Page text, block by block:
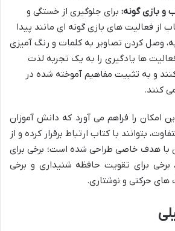
و بازی گونه: برای جلوگیری از خستگی و
از فعالیت های بازی گونه ای مانند پیدا
وصل کردن تصاویر به کلمات و رنگ آمیزی
ها یادگیری را به یک تجربه لذت
و به تثبیت مفاهیم آموخته شده در
کنند.
امکان را فراهم می آورد که دانش آموزان
بتوانند با کتاب ارتباط برقرار کرده و از
با هدف خاصی طراحی شده است؛ برخی برای
برخی برای تقویت حافظه شنیداری و برخی
های حرکتی و نوشتاری.